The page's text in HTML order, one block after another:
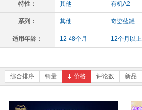
特性： 其他 有机A2
系列： 其他 奇迹蓝罐
适用年龄： 12-48个月 12个月以上
综合排序 销量 价格 评论数 新品